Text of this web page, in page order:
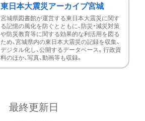
東日本大震災アーカイブ宮城
宮城県図書館が運営する東日本大震災に関す
る記憶の風化を防ぐとともに、防災・減災対策
や防災教育等に関する効果的な利活用を図る
ため、宮城県内の東日本大震災の記録を収集、
デジタル化し、公開するデータベース。行政資
料のほか、写真、動画等も収録。
最終更新日